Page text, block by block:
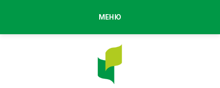
МЕНЮ